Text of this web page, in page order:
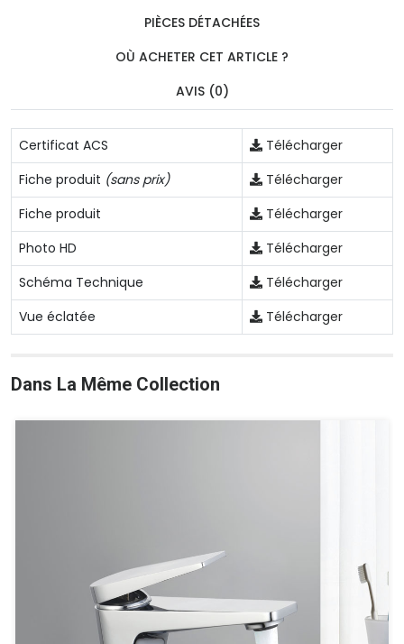
PIÈCES DÉTACHÉES
OÙ ACHETER CET ARTICLE ?
AVIS (0)
Certificat ACS
Télécharger
Fiche produit (sans prix)
Télécharger
Fiche produit
Télécharger
Photo HD
Télécharger
Schéma Technique
Télécharger
Vue éclatée
Télécharger
Dans La Même Collection